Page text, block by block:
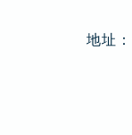
地址：